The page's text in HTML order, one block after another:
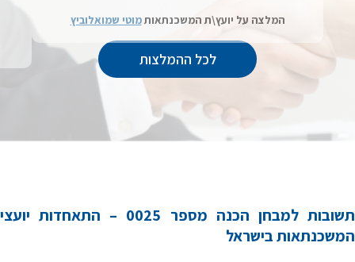
לכל ההמלצות
המלצה על יועץ\ת המשכנתאותמוטי שמואלוביץ
תשובות למבחן הכנה מספר 0025 – התאחדות יועצי
המשכנתאות בישראל